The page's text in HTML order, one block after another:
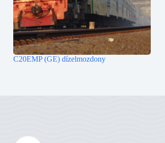
C20EMP (GE) dízelmozdony